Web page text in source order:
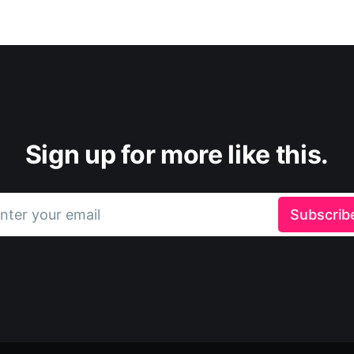
Sign up for more like this.
your email